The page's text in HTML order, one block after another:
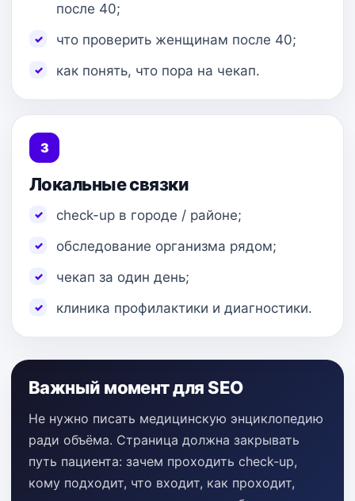
после 40;
что проверить женщинам после 40;
как понять, что пора на чекап.
3
Локальные связки
check-up в городе / районе;
обследование организма рядом;
чекап за один день;
клиника профилактики и диагностики.
Важный момент для SEO
Не нужно писать медицинскую энциклопедию
ради объёма. Страница должна закрывать
путь пациента: зачем проходить check-up,
кому подходит, что входит, как проходит,